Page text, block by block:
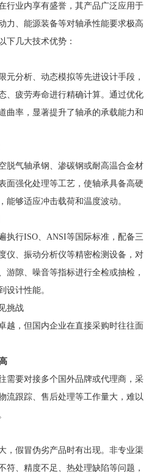
行业内享有盛誉，其产品广泛应用于
力、能源装备等对轴承性能要求极高
下几大技术优势：
元分析、动态模拟等先进设计手段，
、疲劳寿命进行精确计算。通过优化
曲率，显著提升了轴承的承载能力和
脱气轴承钢、渗碳钢或耐高温合金材
面强化处理等工艺，使轴承具备高硬
能够适应冲击载荷和温度波动。
执行ISO、ANSI等国际标准，配备三
仪、振动分析仪等精密检测设备，对
游隙、噪音等指标进行全检或抽检，
设计性能。
挑战
越，但国内企业在直接采购时往往面
需要对接多个国外品牌或代理商，采
流跟踪、售后处理等工作量大，难以
，假冒伪劣产品时有出现。非专业渠
符、精度不足、热处理缺陷等问题，